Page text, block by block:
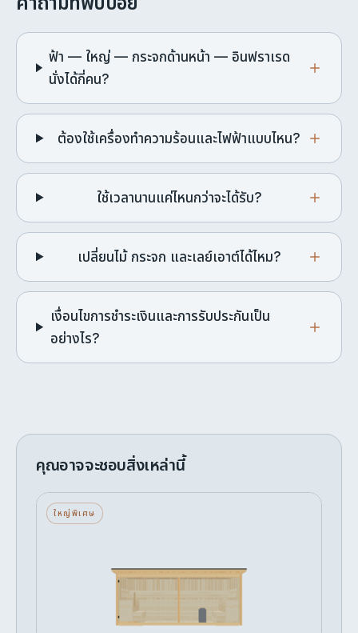
ฟ้า — ใหญ่ — กระจกด้านหน้า — อินฟราเรด
นั่งได้กี่คน?
ต้องใช้เครื่องทำความร้อนและไฟฟ้าแบบไหน?
ใช้เวลานานแค่ไหนกว่าจะได้รับ?
เปลี่ยนไม้ กระจก และเลย์เอาต์ได้ไหม?
เงื่อนไขการชำระเงินและการรับประกันเป็น
อย่างไร?
คุณอาจจะชอบสิ่งเหล่านี้
ใหญ่พิเศษ
ฟ้า — ใหญ่พิเศษ — กระจกด้านหน้า — เครื่อง
฿803,677